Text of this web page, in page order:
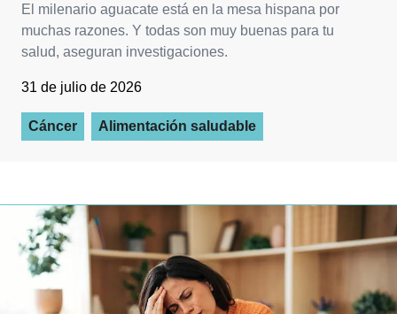
El milenario aguacate está en la mesa hispana por
muchas razones. Y todas son muy buenas para tu
salud, aseguran investigaciones.
31 de julio de 2026
Cáncer Alimentación saludable